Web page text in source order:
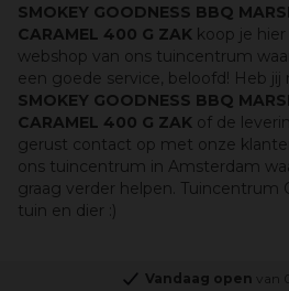
SMOKEY GOODNESS BBQ
CARAMEL 400 G ZAK koop je
webshop van ons tuincentrum
een goede service, beloofd! Heb jij
SMOKEY GOODNESS BBQ
CARAMEL 400 G ZAK of de
gerust contact op met onze
ons tuincentrum in Amsterdam
graag verder helpen. Tuincentrum
tuin en dier :)
Vandaag open van